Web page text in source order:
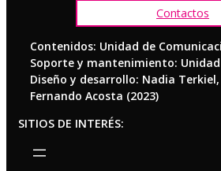
Contactos
Contenidos: Unidad de
Soporte y mantenimiento:
Diseño y desarrollo: Nadia
Fernando Acosta (2023)
SITIOS DE INTERÉS: